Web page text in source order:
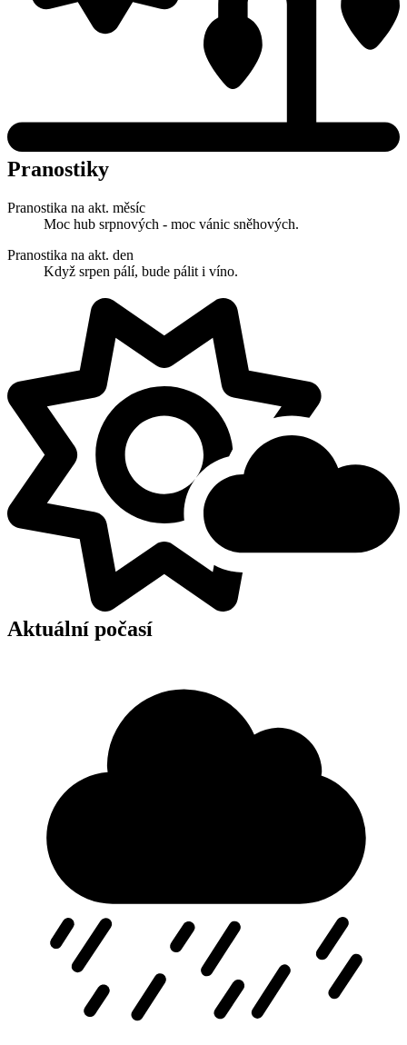
Pranostiky
Pranostika na akt. měsíc
Moc hub srpnových - moc vánic sněhových.
Pranostika na akt. den
Když srpen pálí, bude pálit i víno.
Aktuální počasí